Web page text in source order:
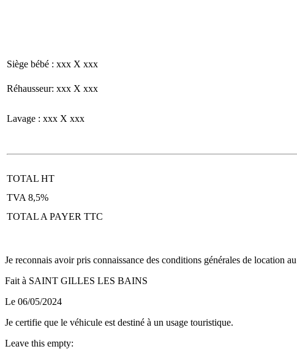
Siège bébé : xxx X xxx
Réhausseur: xxx X xxx
Lavage : xxx X xxx
TOTAL HT
TVA 8,5%
TOTAL A PAYER TTC
Je reconnais avoir pris connaissance des conditions générales de location
Fait à SAINT GILLES LES BAINS
Le 06/05/2024
Je certifie que le véhicule est destiné à un usage touristique.
Leave this empty: